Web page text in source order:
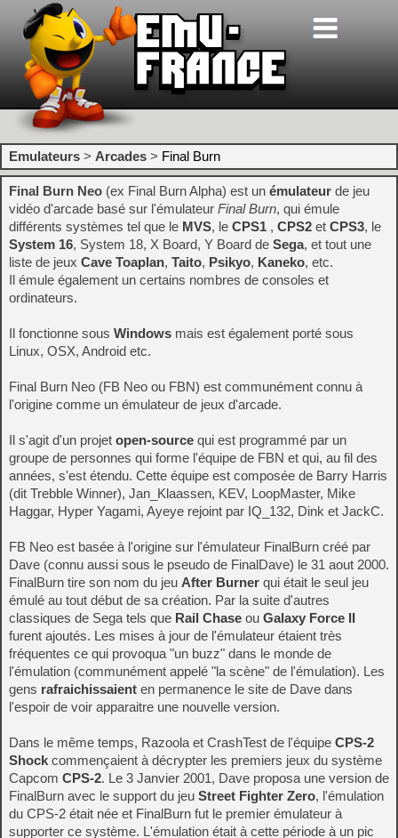
Emulateurs > Arcades > Final Burn
Final Burn Neo (ex Final Burn Alpha) est un émulateur de jeu
vidéo d'arcade basé sur l'émulateur Final Burn, qui émule
différents systèmes tel que le MVS, le CPS1 , CPS2 et CPS3, le
System 16, System 18, X Board, Y Board de Sega, et tout une
liste de jeux Cave Toaplan, Taito, Psikyo, Kaneko, etc.
Il émule également un certains nombres de consoles et
ordinateurs.
Il fonctionne sous Windows mais est également porté sous
Linux, OSX, Android etc.
Final Burn Neo (FB Neo ou FBN) est communément connu à
l'origine comme un émulateur de jeux d'arcade.
Il s'agit d'un projet open-source qui est programmé par un
groupe de personnes qui forme l'équipe de FBN et qui, au fil des
années, s'est étendu. Cette équipe est composée de Barry Harris
(dit Trebble Winner), Jan_Klaassen, KEV, LoopMaster, Mike
Haggar, Hyper Yagami, Ayeye rejoint par IQ_132, Dink et JackC.
FB Neo est basée à l'origine sur l'émulateur FinalBurn créé par
Dave (connu aussi sous le pseudo de FinalDave) le 31 aout 2000.
FinalBurn tire son nom du jeu After Burner qui était le seul jeu
émulé au tout début de sa création. Par la suite d'autres
classiques de Sega tels que Rail Chase ou Galaxy Force II
furent ajoutés. Les mises à jour de l'émulateur étaient très
fréquentes ce qui provoqua "un buzz" dans le monde de
l'émulation (communément appelé "la scène" de l'émulation). Les
gens rafraichissaient en permanence le site de Dave dans
l'espoir de voir apparaitre une nouvelle version.
Dans le même temps, Razoola et CrashTest de l'équipe CPS-2
Shock commençaient à décrypter les premiers jeux du système
Capcom CPS-2. Le 3 Janvier 2001, Dave proposa une version de
FinalBurn avec le support du jeu Street Fighter Zero, l'émulation
du CPS-2 était née et FinalBurn fut le premier émulateur à
supporter ce système. L'émulation était à cette période à un pic